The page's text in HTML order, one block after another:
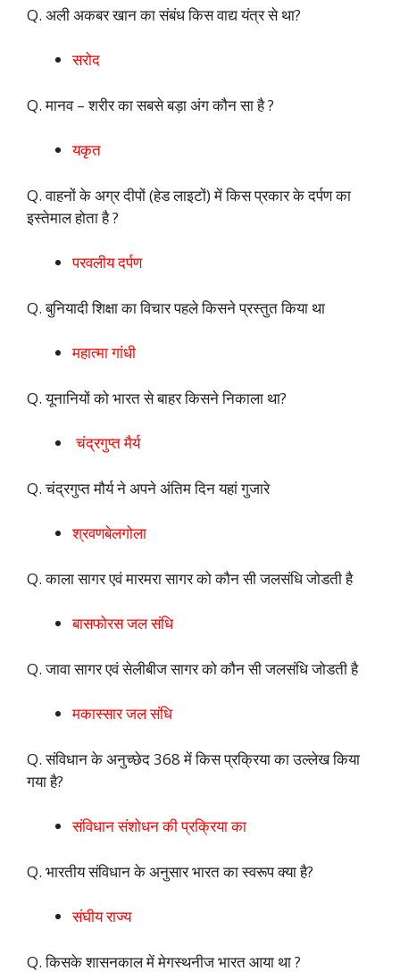
Q. अली अकबर खान का संबंध किस वाद्य यंत्र से था?
सरोद
Q. मानव – शरीर का सबसे बड़ा अंग कौन सा है ?
यकृत
Q. वाहनों के अग्र दीपों (हेड लाइटों) में किस प्रकार के दर्पण का
इस्तेमाल होता है ?
परवलीय दर्पण
Q. बुनियादी शिक्षा का विचार पहले किसने प्रस्तुत किया था
महात्मा गांधी
Q. यूनानियों को भारत से बाहर किसने निकाला था?
चंद्रगुप्त मैर्य
Q. चंद्रगुप्त मौर्य ने अपने अंतिम दिन यहां गुजारे
श्रवणबेलगोला
Q. काला सागर एवं मारमरा सागर को कौन सी जलसंधि जोडती है
बासफोरस जल संधि
Q. जावा सागर एवं सेलीबीज सागर को कौन सी जलसंधि जोडती है
मकास्‍सार जल संधि
Q. संविधान के अनुच्छेद 368 में किस प्रक्रिया का उल्लेख किया
गया है?
संविधान संशोधन की प्रक्रिया का
Q. भारतीय संविधान के अनुसार भारत का स्वरूप क्या है?
संघीय राज्य
Q. किसके शासनकाल में मेगस्थनीज भारत आया था ?